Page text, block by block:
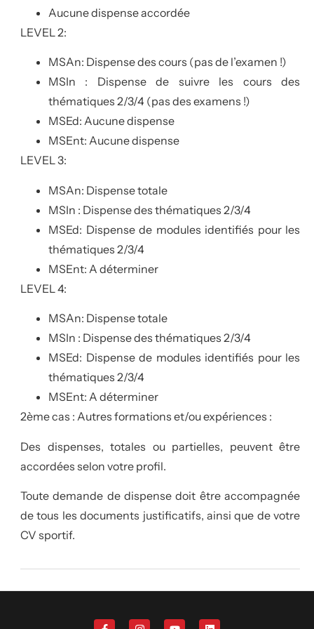
Aucune dispense accordée
LEVEL 2:
MSAn: Dispense des cours (pas de l’examen !)
MSIn : Dispense de suivre les cours des
thématiques 2/3/4 (pas des examens !)
MSEd: Aucune dispense
MSEnt: Aucune dispense
LEVEL 3:
MSAn: Dispense totale
MSIn : Dispense des thématiques 2/3/4
MSEd: Dispense de modules identifiés pour les
thématiques 2/3/4
MSEnt: A déterminer
LEVEL 4:
MSAn: Dispense totale
MSIn : Dispense des thématiques 2/3/4
MSEd: Dispense de modules identifiés pour les
thématiques 2/3/4
MSEnt: A déterminer
2ème cas : Autres formations et/ou expériences :
Des dispenses, totales ou partielles, peuvent être
accordées selon votre profil.
Toute demande de dispense doit être accompagnée
de tous les documents justificatifs, ainsi que de votre
CV sportif.